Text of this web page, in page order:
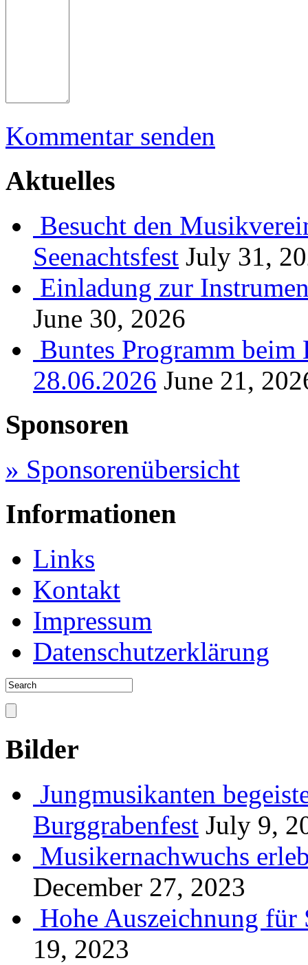
Kommentar senden
Aktuelles
Besucht den
Seenachtsfest July 31,
Einladung zur
June 30, 2026
Buntes Programm
28.06.2026 June 21,
Sponsoren
» Sponsorenübersicht
Informationen
Links
Kontakt
Impressum
Datenschutzerklärung
Bilder
Jungmusikanten
Burggrabenfest July 9,
Musikernachwuchs
December 27, 2023
Hohe Auszeichnung für
19, 2023